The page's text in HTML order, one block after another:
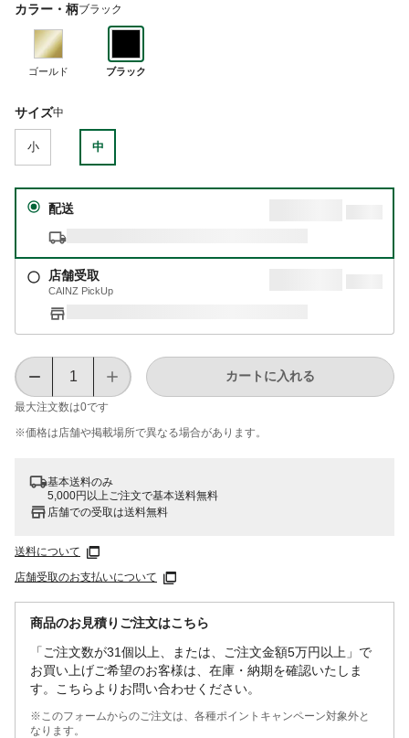
カラー・柄ブラック
ゴールド ブラック
サイズ中
小 中
配送
店舗受取
CAINZ PickUp
最大注文数は0です
カートに入れる
※価格は​店舗や​掲載場所で​異なる​場合が​あります。
基本送料のみ
5,000円以上ご注文で基本送料無料
店舗での受取は送料無料
送料について
店舗受取のお支払いについて
商品のお見積りご注文はこちら
「ご注文数が31個以上、または、ご注文金額5万円以上」で
お買い上げご希望のお客様は、在庫・納期を確認いたしま
す。こちらよりお問い合わせください。
※このフォームからのご注文は、各種ポイントキャンペーン対象外と
なります。